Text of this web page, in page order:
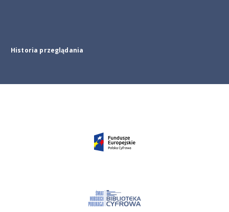
Historia przeglądania